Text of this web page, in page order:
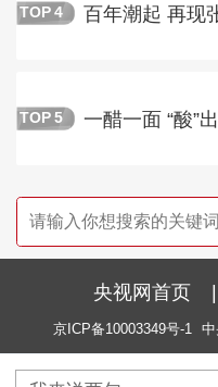
TOP 4 百年潮起 再现
TOP 5 一醋一面 “酸”
央视网首页 |
京ICP备10003349号-1 中